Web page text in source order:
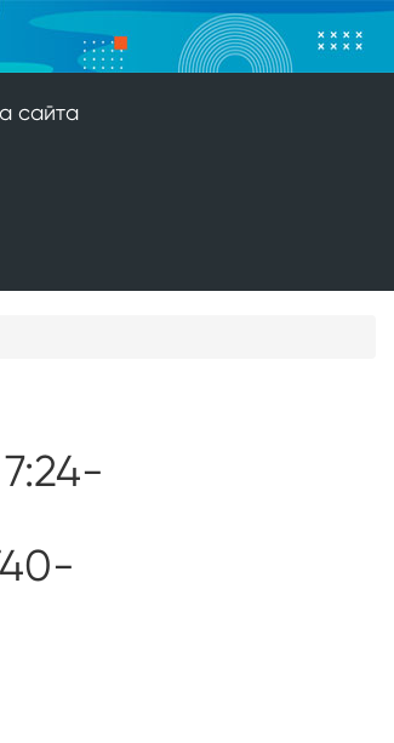
сайта